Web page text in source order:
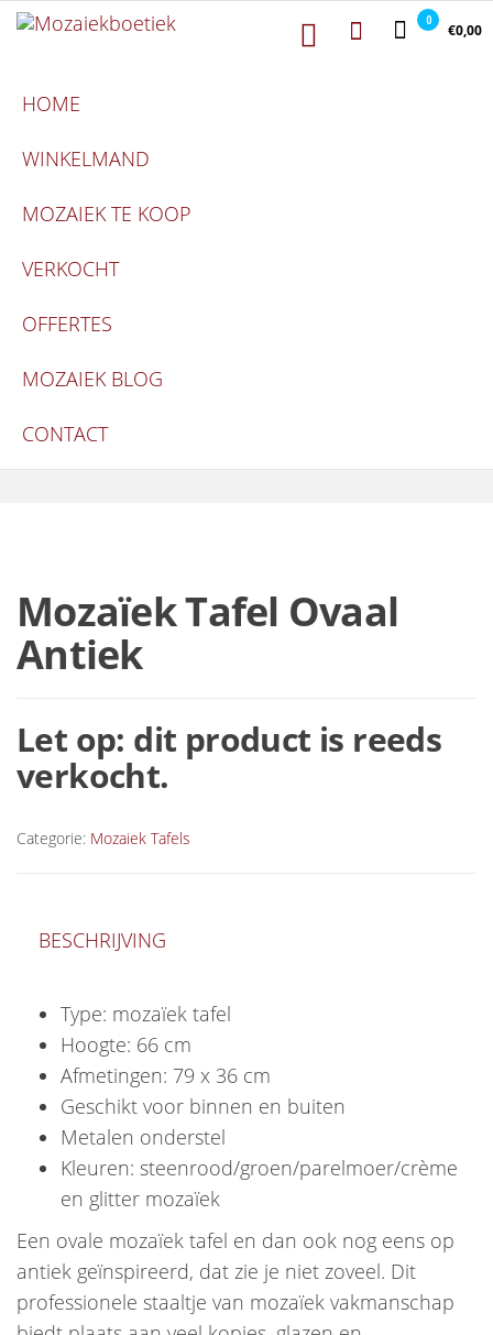
Ga naar de inhoud Mozaiekboetiek0
€0,00
HOME
WINKELMAND
MOZAIEK TE KOOP
VERKOCHT
OFFERTES
MOZAIEK BLOG
CONTACT
Mozaïek Tafel Ovaal
Antiek
Let op: dit product is reeds
verkocht.
Categorie: Mozaiek Tafels
BESCHRIJVING
Type: mozaïek tafel
Hoogte: 66 cm
Afmetingen: 79 x 36 cm
Geschikt voor binnen en buiten
Metalen onderstel
Kleuren: steenrood/groen/parelmoer/crème
en glitter mozaïek
Een ovale mozaïek tafel en dan ook nog eens op
antiek geïnspireerd, dat zie je niet zoveel. Dit
professionele staaltje van mozaïek vakmanschap